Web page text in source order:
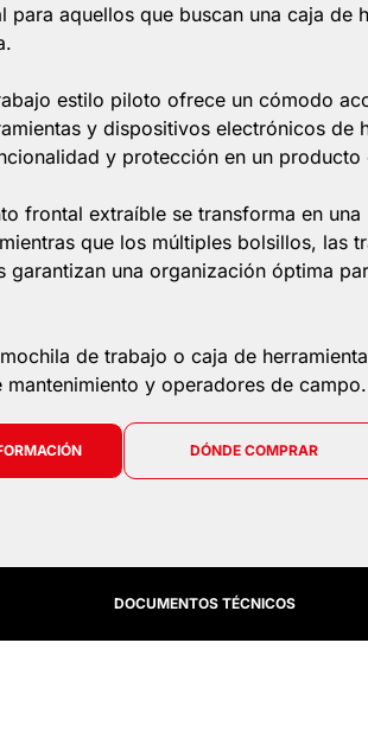
para aquellos que buscan una caja de
estilo piloto ofrece un cómodo
y dispositivos electrónicos de
y protección en un producto
frontal extraíble se transforma en una
que los múltiples bolsillos, las
garantizan una organización óptima
de trabajo o caja de
mantenimiento y operadores de campo.
DÓNDE COMPRAR
DOCUMENTOS TÉCNICOS